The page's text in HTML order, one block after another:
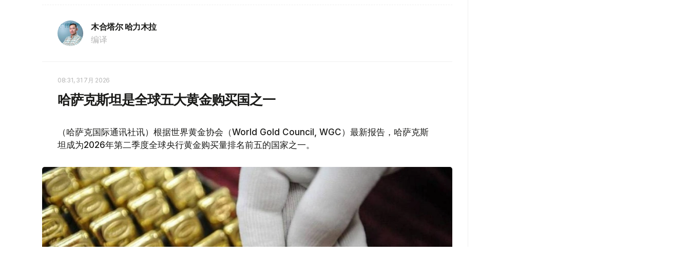
木合塔尔 哈力木拉
编译
08:31, 31 7月 2026
哈萨克斯坦是全球五大黄金购买国之一
（哈萨克国际通讯社讯）根据世界黄金协会（World Gold Council, WGC）最新报告，哈萨克斯
坦成为2026年第二季度全球央行黄金购买量排名前五的国家之一。